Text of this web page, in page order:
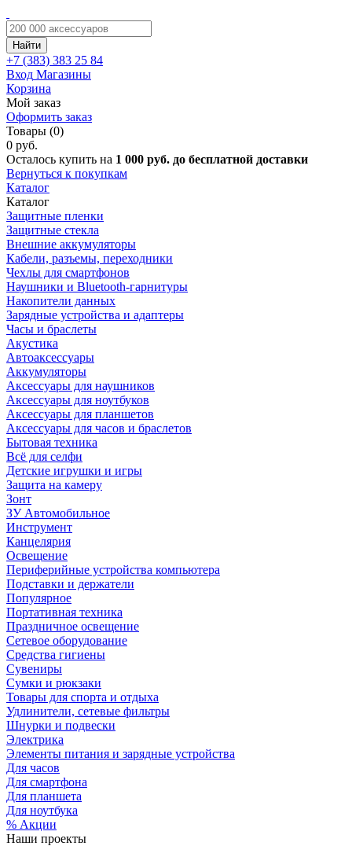
Найти
+7 (383) 383 25 84
Вход Магазины
Корзина
Мой заказ
Оформить заказ
Товары (0)
0 руб.
Осталось купить на 1 000 руб. до бесплатной доставки
Вернуться к покупкам
Каталог
Каталог
Защитные пленки
Защитные стекла
Внешние аккумуляторы
Кабели, разъемы, переходники
Чехлы для смартфонов
Наушники и Bluetooth-гарнитуры
Накопители данных
Зарядные устройства и адаптеры
Часы и браслеты
Акустика
Автоаксессуары
Аккумуляторы
Аксессуары для наушников
Аксессуары для ноутбуков
Аксессуары для планшетов
Аксессуары для часов и браслетов
Бытовая техника
Всё для селфи
Детские игрушки и игры
Защита на камеру
Зонт
ЗУ Автомобильное
Инструмент
Канцелярия
Освещение
Периферийные устройства компьютера
Подставки и держатели
Популярное
Портативная техника
Праздничное освещение
Сетевое оборудование
Средства гигиены
Сувениры
Сумки и рюкзаки
Товары для спорта и отдыха
Удлинители, сетевые фильтры
Шнурки и подвески
Электрика
Элементы питания и зарядные устройства
Для часов
Для смартфона
Для планшета
Для ноутбука
% Акции
Наши проекты